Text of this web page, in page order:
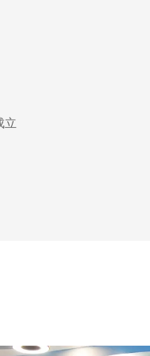
立